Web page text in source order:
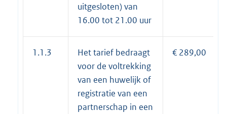
uitgesloten) van
16.00 tot 21.00 uur
1.1.3
Het tarief bedraagt
voor de voltrekking
van een huwelijk of
registratie van een
partnerschap in een
€ 289,00